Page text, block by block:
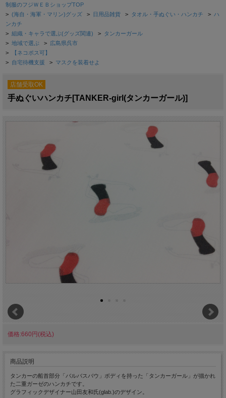
制服のフジＷＥＢショップTOP
> (海自・海軍・マリン)グッズ > 日用品雑貨 > タオル・手ぬぐい・ハンカチ > ハ
ンカチ
> 組織・キャラで選ぶ(グッズ関連) > タンカーガール
> 地域で選ぶ > 広島県呉市
> 【ネコポス可】
> 自宅待機支援 > マスクを装着せよ
店舗受取OK
手ぬぐいハンカチ[TANKER-girl(タンカーガール)]
価格:660円(税込)
商品説明
タンカーの船首部分「バルバスバウ」ボディを持った「タンカーガール」が描かれ
た二重ガーゼのハンカチです。
グラフィックデザイナー山田友和氏(glab.)のデザイン。